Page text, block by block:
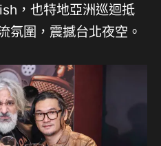
，也特地亞洲巡迴抵
氛圍，震撼台北夜空。